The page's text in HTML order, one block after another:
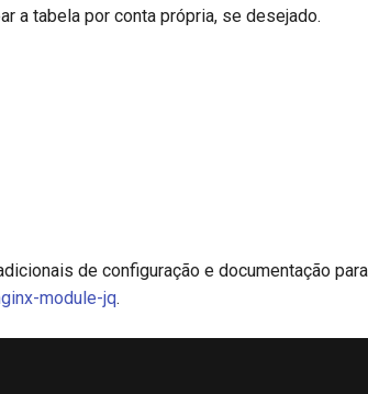
a tabela por conta própria, se desejado.
de configuração e documentação
module-jq.